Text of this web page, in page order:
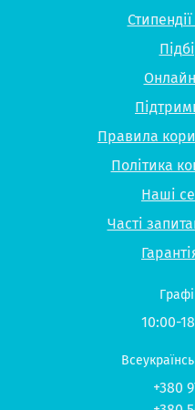
Правила
Політика
Наші
Часті
10:00-
+380